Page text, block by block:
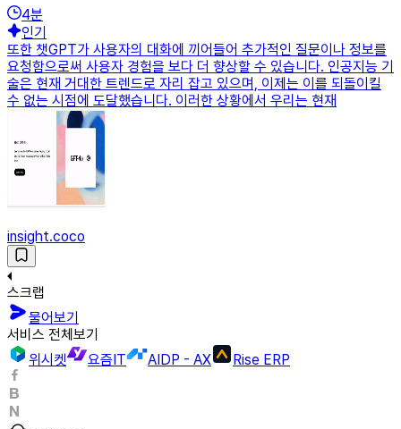
4분
인기
또한 챗GPT가 사용자의 대화에 끼어들어 추가적인 질문이나 정보를
요청함으로써 사용자 경험을 보다 더 향상할 수 있습니다. 인공지능 기
술은 현재 거대한 트렌드로 자리 잡고 있으며, 이제는 이를 되돌이킬
수 없는 시점에 도달했습니다. 이러한 상황에서 우리는 현재
insight.coco
스크랩
물어보기
서비스 전체보기
위시켓
요즘IT AIDP - AX Rise ERP